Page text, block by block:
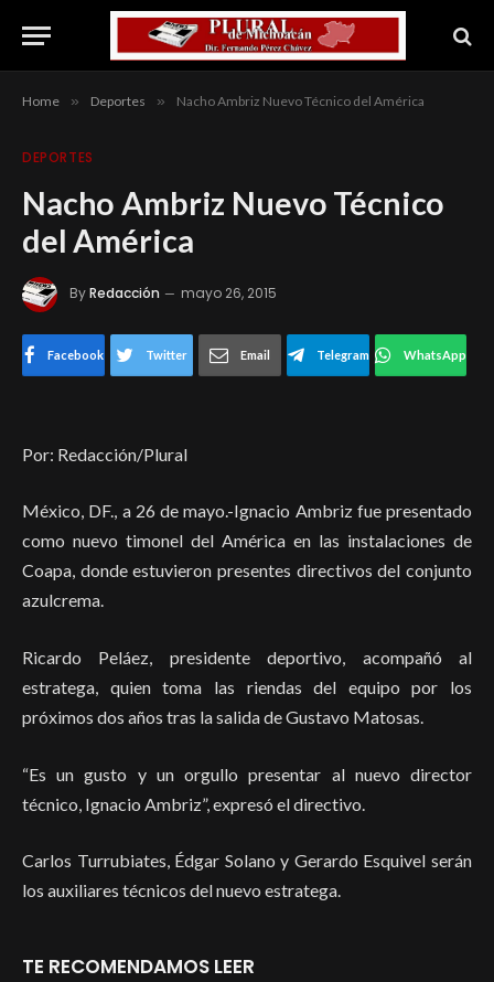
Home » Deportes » Nacho Ambriz Nuevo Técnico del América
DEPORTES
Nacho Ambriz Nuevo Técnico
del América
ByRedacción mayo 26, 2015
Facebook Twitter Email Telegram WhatsApp
Por: Redacción/Plural
México, DF., a 26 de mayo.-Ignacio Ambriz fue presentado
como nuevo timonel del América en las instalaciones de
Coapa, donde estuvieron presentes directivos del conjunto
azulcrema.
Ricardo Peláez, presidente deportivo, acompañó al
estratega, quien toma las riendas del equipo por los
próximos dos años tras la salida de Gustavo Matosas.
“Es un gusto y un orgullo presentar al nuevo director
técnico, Ignacio Ambriz”, expresó el directivo.
Carlos Turrubiates, Édgar Solano y Gerardo Esquivel serán
los auxiliares técnicos del nuevo estratega.
TE RECOMENDAMOS LEER